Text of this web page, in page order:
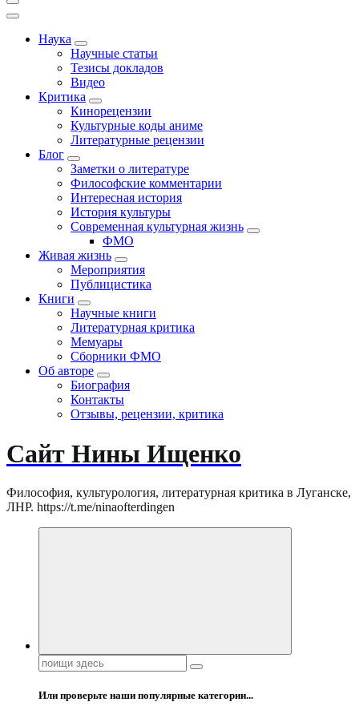
Наука
Научные статьи
Тезисы докладов
Видео
Критика
Кинорецензии
Культурные коды аниме
Литературные рецензии
Блог
Заметки о литературе
Философские комментарии
Интересная история
История культуры
Современная культурная жизнь
ФМО
Живая жизнь
Мероприятия
Публицистика
Книги
Научные книги
Литературная критика
Мемуары
Сборники ФМО
Об авторе
Биография
Контакты
Отзывы, рецензии, критика
Сайт Нины Ищенко
Философия, культурология, литературная критика в Луганске,
ЛНР. https://t.me/ninaofterdingen
Поиск:
Или проверьте наши популярные категории...